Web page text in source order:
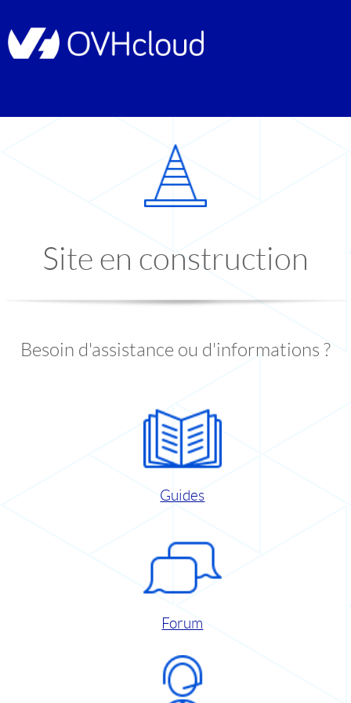
Site en construction
Besoin d'assistance ou d'informations ?
Guides
Forum